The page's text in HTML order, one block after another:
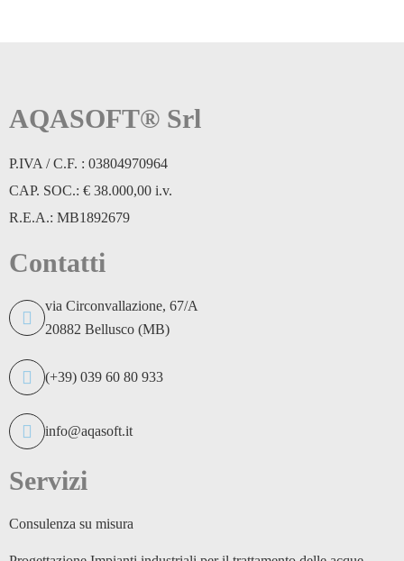
AQASOFT® Srl
P.IVA / C.F. : 03804970964
CAP. SOC.: € 38.000,00 i.v.
R.E.A.: MB1892679
Contatti
via Circonvallazione, 67/A
20882 Bellusco (MB)
(+39) 039 60 80 933
info@aqasoft.it
Servizi
Consulenza su misura